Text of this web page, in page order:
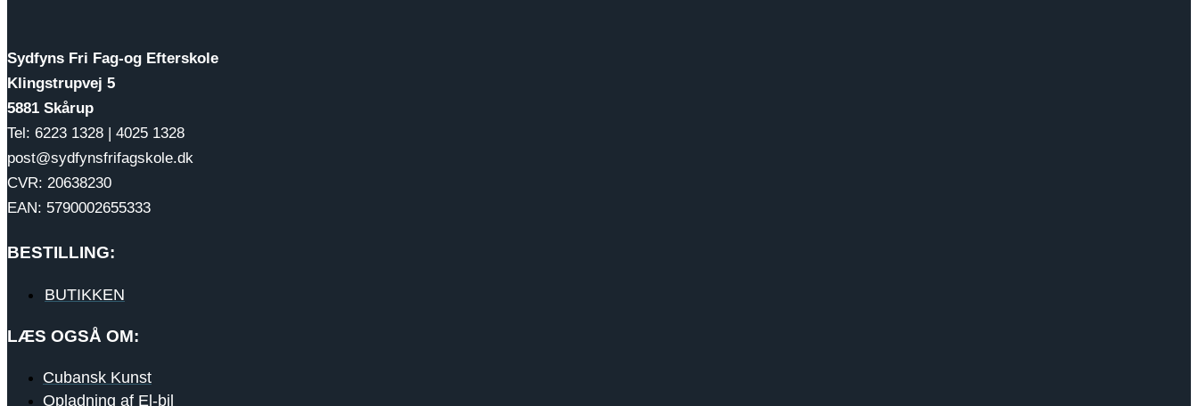
Sydfyns Fri Fag-og Efterskole
Klingstrupvej 5
5881 Skårup
Tel: 6223 1328 | 4025 1328
post@sydfynsfrifagskole.dk
CVR: 20638230
EAN: 5790002655333
BESTILLING:
BUTIKKEN
LÆS OGSÅ OM:
Cubansk Kunst
Opladning af El-bil